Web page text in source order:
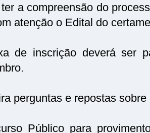
a compreensão do
atenção o Edital do
de inscrição deverá ser
perguntas e repostas
Público para